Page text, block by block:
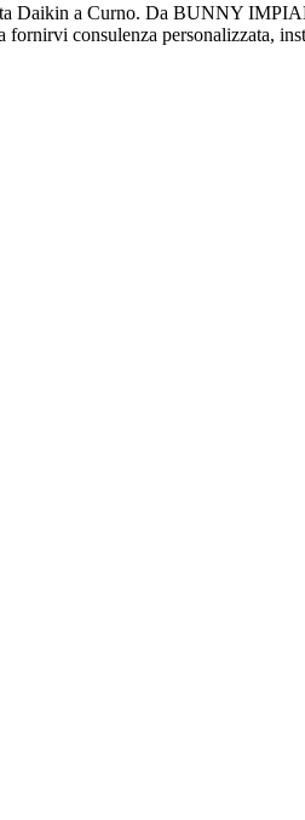
a Curno. Da BUNNY
consulenza personalizzata,